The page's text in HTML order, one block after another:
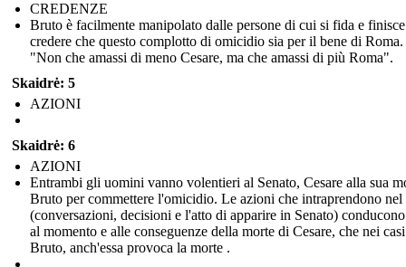
CREDENZE
Bruto è facilmente manipolato dalle persone di cui si fida e
credere che questo complotto di omicidio sia per il bene di
"Non che amassi di meno Cesare, ma che amassi di più Roma".
Skaidrė: 5
AZIONI
Skaidrė: 6
AZIONI
Entrambi gli uomini vanno volentieri al Senato, Cesare alla sua
Bruto per commettere l'omicidio. Le azioni che intraprendono nel
(conversazioni, decisioni e l'atto di apparire in Senato)
al momento e alle conseguenze della morte di Cesare, che nei
Bruto, anch'essa provoca la morte .